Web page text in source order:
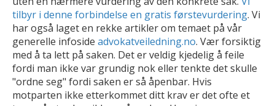
tilbyr i denne forbindelse en gratis førstevurdering. Vi
har også laget en rekke artikler om temaet på vår
generelle infoside advokatveiledning.no. Vær forsiktig
med å ta lett på saken. Det er veldig kjedelig å feile
fordi man ikke var grundig nok eller tenkte det skulle
"ordne seg" fordi saken er så åpenbar. Hvis
motparten ikke etterkommet ditt krav er det ofte et